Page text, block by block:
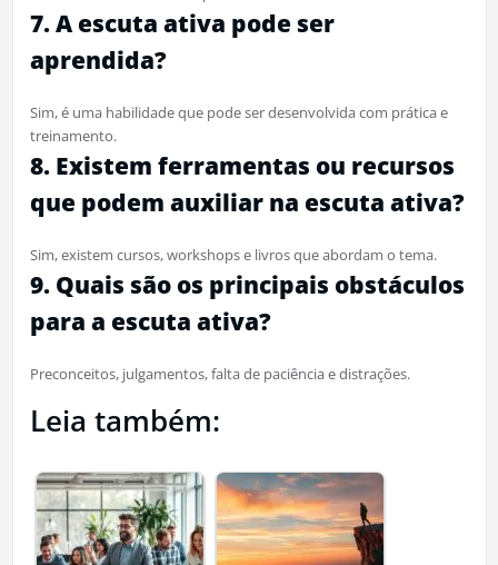
7. A escuta ativa pode ser
aprendida?
Sim, é uma habilidade que pode ser desenvolvida com prática e
treinamento.
8. Existem ferramentas ou recursos
que podem auxiliar na escuta ativa?
Sim, existem cursos, workshops e livros que abordam o tema.
9. Quais são os principais obstáculos
para a escuta ativa?
Preconceitos, julgamentos, falta de paciência e distrações.
Leia também: